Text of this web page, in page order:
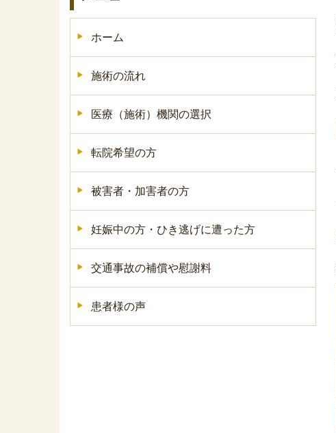
ホーム
施術の流れ
医療（施術）機関の選択
転院希望の方
被害者・加害者の方
妊娠中の方・ひき逃げに遭った方
交通事故の補償や慰謝料
患者様の声